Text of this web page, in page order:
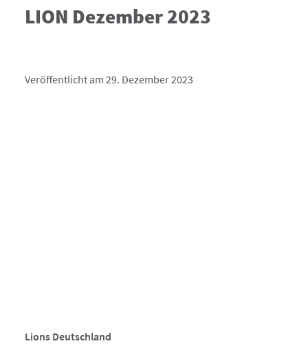
LION Dezember 2023
Veröffentlicht am 29. Dezember 2023
Lions Deutschland